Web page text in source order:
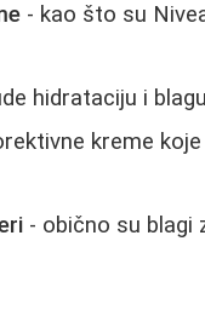
- kao što su
hidrataciju i
kreme
- obično su blagi